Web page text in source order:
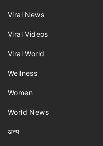
Viral News
Viral Videos
Viral World
Wellness
Women
World News
अन्य